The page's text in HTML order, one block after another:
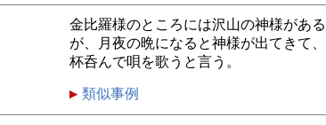
金比羅様のところには沢山の神様がある
が、月夜の晩になると神様が出てきて
杯呑んで唄を歌うと言う。
類似事例